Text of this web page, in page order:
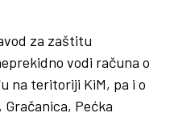
za zaštitu
vodi računa o
na teritoriji KiM, pa i o
Pećka